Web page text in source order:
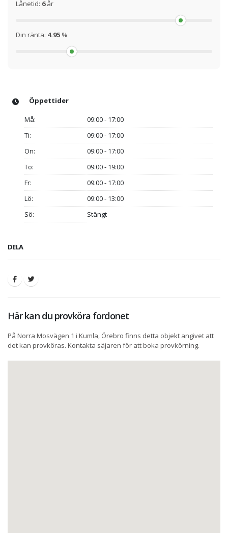
Lånetid: 6år
Din ränta: 4.95 %
Öppettider
Må:
09:00 - 17:00
Ti:
09:00 - 17:00
On:
09:00 - 17:00
To:
09:00 - 19:00
Fr:
09:00 - 17:00
Lö:
09:00 - 13:00
Sö:
Stängt
DELA
Här kan du provköra fordonet
På Norra Mosvägen 1 i Kumla, Örebro finns detta objekt angivet att
det kan provköras. Kontakta säjaren för att boka provkörning.